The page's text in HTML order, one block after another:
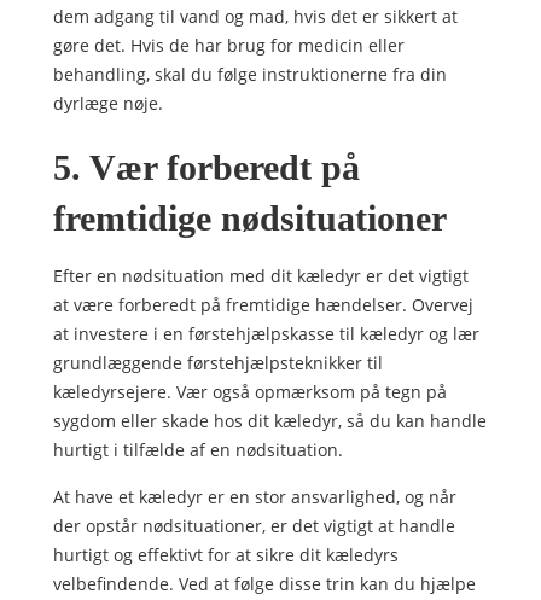
dem adgang til vand og mad, hvis det er sikkert at
gøre det. Hvis de har brug for medicin eller
behandling, skal du følge instruktionerne fra din
dyrlæge nøje.
5. Vær forberedt på
fremtidige nødsituationer
Efter en nødsituation med dit kæledyr er det vigtigt
at være forberedt på fremtidige hændelser. Overvej
at investere i en førstehjælpskasse til kæledyr og lær
grundlæggende førstehjælpsteknikker til
kæledyrsejere. Vær også opmærksom på tegn på
sygdom eller skade hos dit kæledyr, så du kan handle
hurtigt i tilfælde af en nødsituation.
At have et kæledyr er en stor ansvarlighed, og når
der opstår nødsituationer, er det vigtigt at handle
hurtigt og effektivt for at sikre dit kæledyrs
velbefindende. Ved at følge disse trin kan du hjælpe